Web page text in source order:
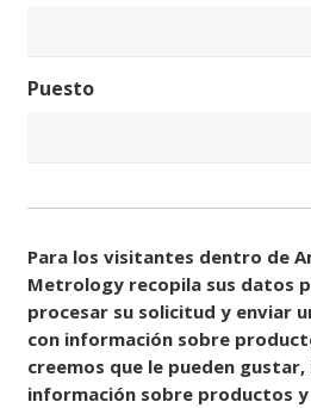
Puesto
Para los visitantes dentro de
Metrology recopila sus datos
procesar su solicitud y enviar
con información sobre
creemos que le pueden gustar,
información sobre productos